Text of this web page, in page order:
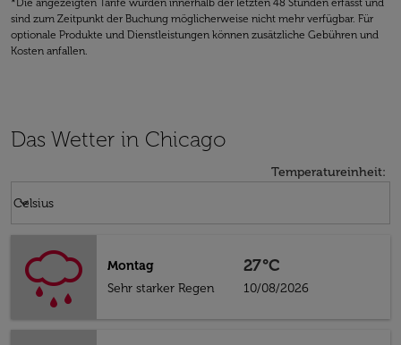
*Die angezeigten Tarife wurden innerhalb der letzten 48 Stunden erfasst und
sind zum Zeitpunkt der Buchung möglicherweise nicht mehr verfügbar. Für
optionale Produkte und Dienstleistungen können zusätzliche Gebühren und
Kosten anfallen.
Das Wetter in Chicago
Temperatureinheit:
Celsius
keyboard_arrow_down
Montag
Sehr starker Regen
27°C
10/08/2026